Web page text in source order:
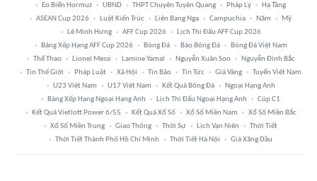
Eo Biển Hormuz
UBND THPT Chuyên Tuyên Quang Pháp Lý
Hạ Tầng
ASEAN Cup 2026
Luật Kiến Trúc Liên Bang Nga Campuchia Năm
Mỹ
Lê Minh Hưng
AFF Cup 2026
Lịch Thi Đấu AFF Cup 2026
Bảng Xếp Hạng AFF Cup 2026
Bóng Đá Báo Bóng Đá
Bóng Đá Việt Nam
Thể Thao
Lionel Messi Lamine Yamal Nguyễn Xuân Son
Nguyễn Đình Bắc
Tin Thế Giới
Pháp Luật Xã Hội Tin Bão Tin Tức Giá Vàng
Tuyển Việt Nam
U23 Việt Nam
U17 Việt Nam Kết Quả Bóng Đá
Ngoại Hạng Anh
Bảng Xếp Hạng Ngoại Hạng Anh
Lịch Thi Đấu Ngoại Hạng Anh
Cúp C1
Kết Quả Vietlott Power 6/55
Kết Quả Xổ Số Xổ Số Miền Nam
Xổ Số Miền Bắc
Xổ Số Miền Trung
Giao Thông Thời Sự Lịch Vạn Niên
Thời Tiết
Thời Tiết Thành Phố Hồ Chí Minh
Thời Tiết Hà Nội Giá Xăng Dầu